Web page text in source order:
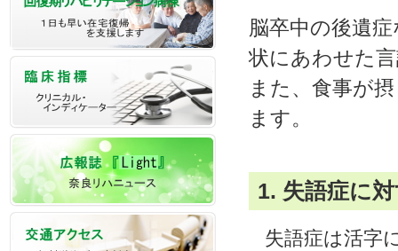
脳卒中の後遺
状にあわせた
また、食事が
ます。
1. 失語症に
失語症は活字